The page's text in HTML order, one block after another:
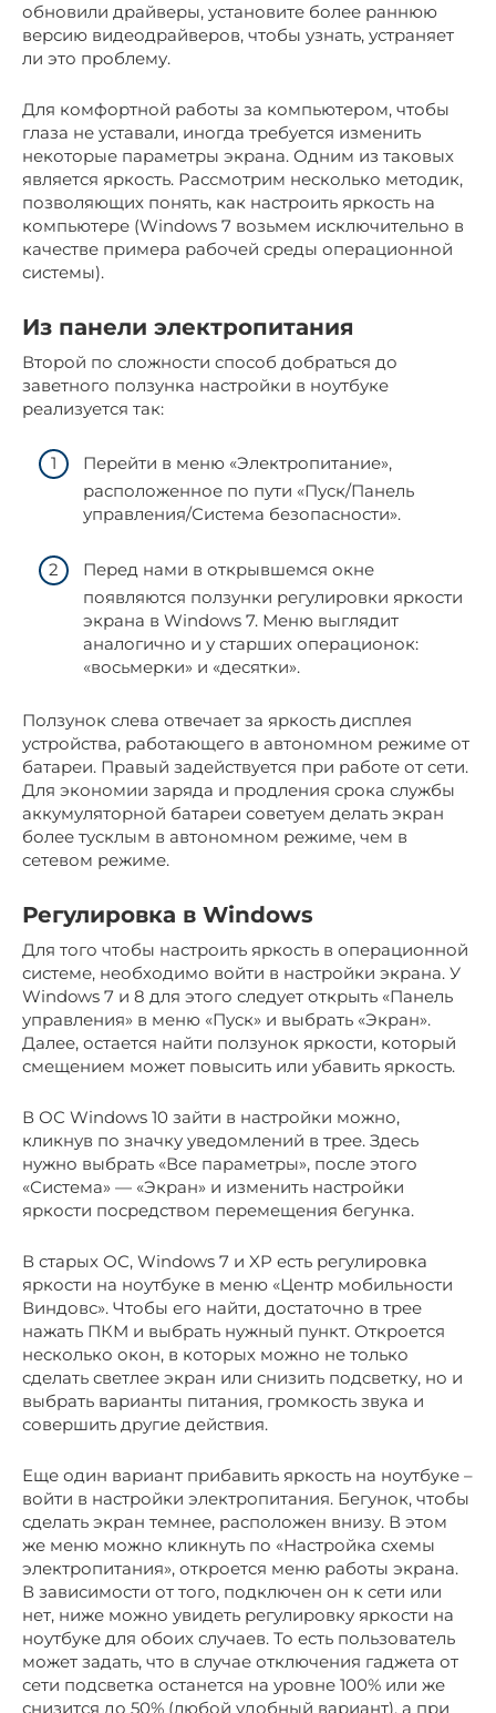
обновили драйверы, установите более раннюю
версию видеодрайверов, чтобы узнать, устраняет
ли это проблему.
Для комфортной работы за компьютером, чтобы
глаза не уставали, иногда требуется изменить
некоторые параметры экрана. Одним из таковых
является яркость. Рассмотрим несколько методик,
позволяющих понять, как настроить яркость на
компьютере (Windows 7 возьмем исключительно в
качестве примера рабочей среды операционной
системы).
Из панели электропитания
Второй по сложности способ добраться до
заветного ползунка настройки в ноутбуке
реализуется так:
Перейти в меню «Электропитание»,
расположенное по пути «Пуск/Панель
управления/Система безопасности».
Перед нами в открывшемся окне
появляются ползунки регулировки яркости
экрана в Windows 7. Меню выглядит
аналогично и у старших операционок:
«восьмерки» и «десятки».
Ползунок слева отвечает за яркость дисплея
устройства, работающего в автономном режиме от
батареи. Правый задействуется при работе от сети.
Для экономии заряда и продления срока службы
аккумуляторной батареи советуем делать экран
более тусклым в автономном режиме, чем в
сетевом режиме.
Регулировка в Windows
Для того чтобы настроить яркость в операционной
системе, необходимо войти в настройки экрана. У
Windows 7 и 8 для этого следует открыть «Панель
управления» в меню «Пуск» и выбрать «Экран».
Далее, остается найти ползунок яркости, который
смещением может повысить или убавить яркость.
В ОС Windows 10 зайти в настройки можно,
кликнув по значку уведомлений в трее. Здесь
нужно выбрать «Все параметры», после этого
«Система» — «Экран» и изменить настройки
яркости посредством перемещения бегунка.
В старых ОС, Windows 7 и XP есть регулировка
яркости на ноутбуке в меню «Центр мобильности
Виндовс». Чтобы его найти, достаточно в трее
нажать ПКМ и выбрать нужный пункт. Откроется
несколько окон, в которых можно не только
сделать светлее экран или снизить подсветку, но и
выбрать варианты питания, громкость звука и
совершить другие действия.
Еще один вариант прибавить яркость на ноутбуке –
войти в настройки электропитания. Бегунок, чтобы
сделать экран темнее, расположен внизу. В этом
же меню можно кликнуть по «Настройка схемы
электропитания», откроется меню работы экрана.
В зависимости от того, подключен он к сети или
нет, ниже можно увидеть регулировку яркости на
ноутбуке для обоих случаев. То есть пользователь
может задать, что в случае отключения гаджета от
сети подсветка останется на уровне 100% или же
снизится до 50% (любой удобный вариант), а при